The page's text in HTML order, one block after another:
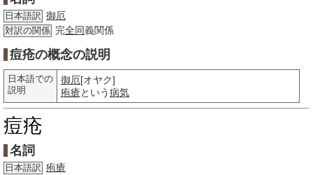
日本語訳 御厄
対訳の関係 完全同義関係
痘疮の概念の説明
日本語での
説明
御厄[オヤク]
疱瘡という病気
痘疮
名詞
日本語訳 疱瘡